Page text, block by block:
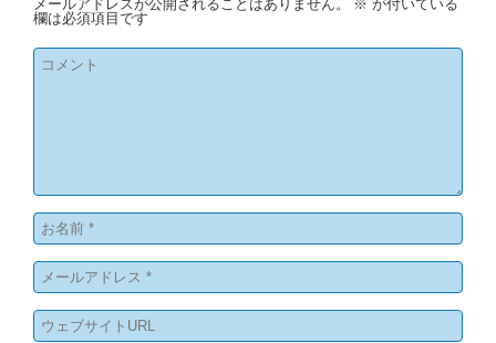
メールアドレスが公開されることはありません。 ※ が付いている
欄は必須項目です